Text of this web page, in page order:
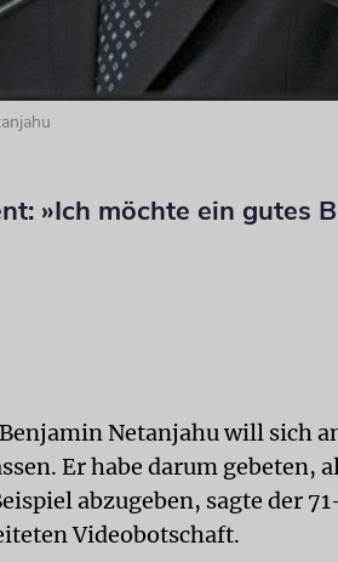
»Ich möchte ein gutes
Netanjahu will sich
Er habe darum gebeten,
abzugeben, sagte der
Videobotschaft.